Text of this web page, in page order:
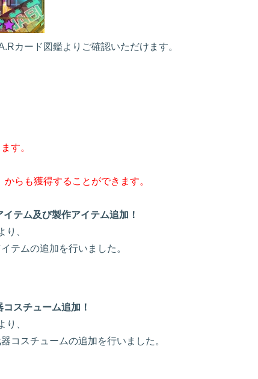
カード図鑑よりご確認いただけます。
す。
らも獲得することができます。
テム及び製作アイテム追加！
り、
テムの追加を行いました。
スチューム追加！
り、
コスチュームの追加を行いました。